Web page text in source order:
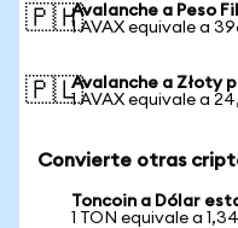
🇵🇭Avalanche a Peso
1 AVAX equivale a
🇵🇱Avalanche a Złoty
1 AVAX equivale a
Convierte otras
Toncoin a Dólar
1 TON equivale a